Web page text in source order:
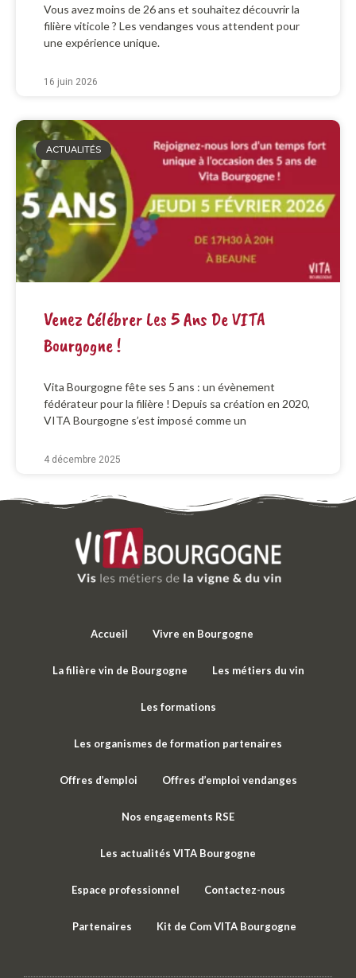
Vous avez moins de 26 ans et souhaitez découvrir la
filière viticole ? Les vendanges vous attendent pour
une expérience unique.
16 juin 2026
ACTUALITÉS
Venez Célébrer Les 5 Ans De VITA
Bourgogne !
Vita Bourgogne fête ses 5 ans : un évènement
fédérateur pour la filière ! Depuis sa création en 2020,
VITA Bourgogne s’est imposé comme un
4 décembre 2025
Accueil Vivre en Bourgogne
La filière vin de Bourgogne Les métiers du vin
Les formations
Les organismes de formation partenaires
Offres d’emploi Offres d’emploi vendanges
Nos engagements RSE
Les actualités VITA Bourgogne
Espace professionnel Contactez-nous
Partenaires Kit de Com VITA Bourgogne